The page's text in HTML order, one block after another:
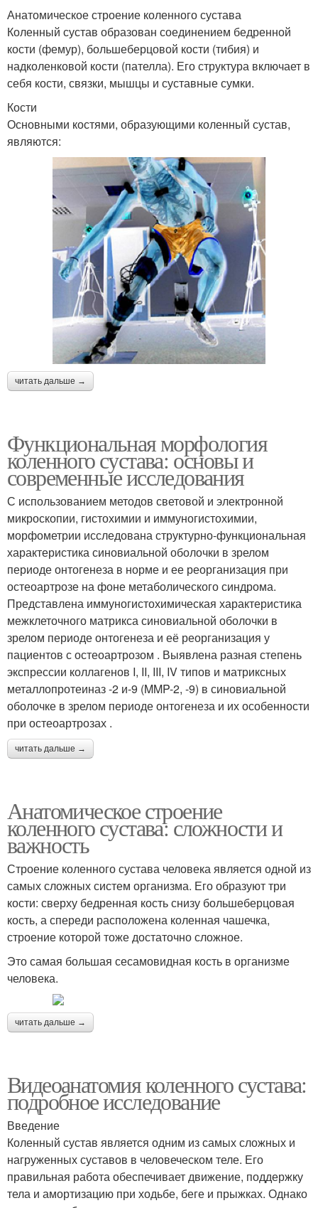
Анатомическое строение коленного сустава
Коленный сустав образован соединением бедренной
кости (фемур), большеберцовой кости (тибия) и
надколенковой кости (пателла). Его структура включает в
себя кости, связки, мышцы и суставные сумки.
Кости
Основными костями, образующими коленный сустав,
являются:
читать дальше →
Функциональная морфология
коленного сустава: основы и
современные исследования
С использованием методов световой и электронной
микроскопии, гистохимии и иммуногистохимии,
морфометрии исследована структурно-функциональная
характеристика синовиальной оболочки в зрелом
периоде онтогенеза в норме и ее реорганизация при
остеоартрозе на фоне метаболического синдрома.
Представлена иммуногистохимическая характеристика
межклеточного матрикса синовиальной оболочки в
зрелом периоде онтогенеза и её реорганизация у
пациентов с остеоартрозом . Выявлена разная степень
экспрессии коллагенов I, II, III, IV типов и матриксных
металлопротеиназ -2 и-9 (MMP-2, -9) в синовиальной
оболочке в зрелом периоде онтогенеза и их особенности
при остеоартрозах .
читать дальше →
Анатомическое строение
коленного сустава: сложности и
важность
Строение коленного сустава человека является одной из
самых сложных систем организма. Его образуют три
кости: сверху бедренная кость снизу большеберцовая
кость, а спереди расположена коленная чашечка,
строение которой тоже достаточно сложное.
Это самая большая сесамовидная кость в организме
человека.
читать дальше →
Видеоанатомия коленного сустава:
подробное исследование
Введение
Коленный сустав является одним из самых сложных и
нагруженных суставов в человеческом теле. Его
правильная работа обеспечивает движение, поддержку
тела и амортизацию при ходьбе, беге и прыжках. Однако